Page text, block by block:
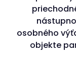
osobného
objekte